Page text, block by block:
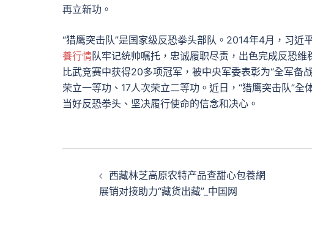
再立新功。
“猎鹰突击队”是国家级反恐拳头部队。2014年4月，习
養行情队牢记统帅嘱托，忠诚履职尽责，出色完成反恐
比武竞赛中获得20多项冠军，被中央军委表彰为“全军备
荣立一等功、17人次荣立二等功。近日，“猎鹰突击队”
当好反恐拳头、坚决履行使命的信念和决心。
西藏林芝高原农特产品查甜心包養網
展销对接助力“藏货出藏”_中国网